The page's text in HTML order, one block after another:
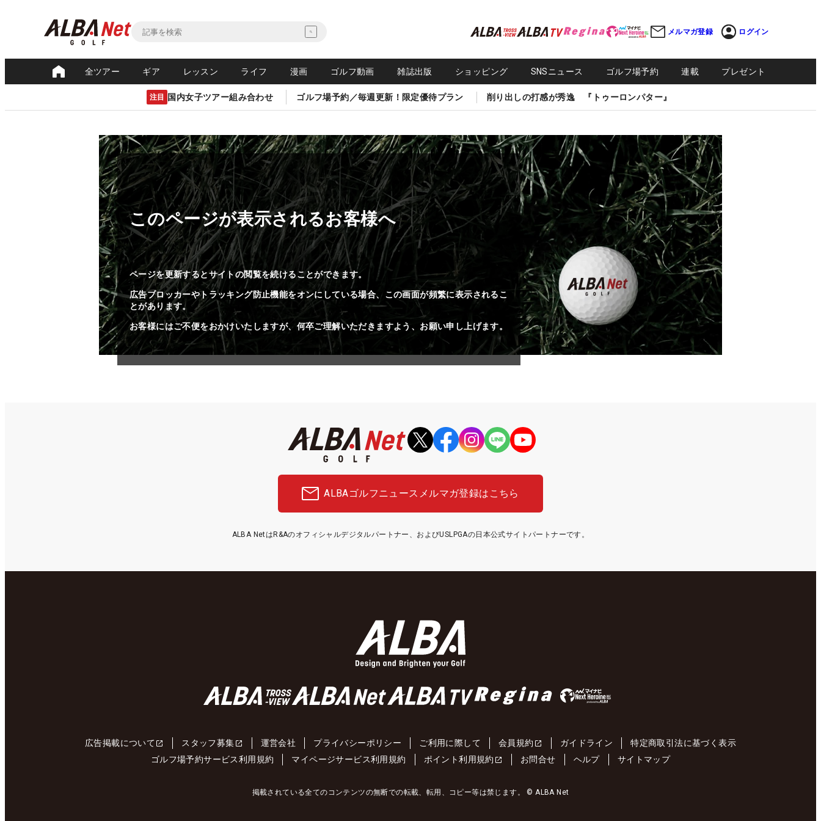
メルマガ登録 ログイン
全ツアー ギア レッスン ライフ 漫画 ゴルフ動画 雑誌出版 ショッピング SNSニュース ゴルフ場予約 連載 プレゼント
注目 国内女子ツアー組み合わせ ゴルフ場予約／毎週更新！限定優待プラン 削り出しの打感が秀逸 『トゥーロンパター』
このページが表示されるお客様へ
ページを更新するとサイトの閲覧を続けることができます。
広告ブロッカーやトラッキング防止機能をオンにしている場合、この画面が頻繁に表示されるこ
とがあります。
お客様にはご不便をおかけいたしますが、何卒ご理解いただきますよう、お願い申し上げます。
ALBAゴルフニュース メルマガ登録はこちら
ALBA NetはR&Aのオフィシャルデジタルパートナー、およびUSLPGAの日本公式サイトパートナーです。
広告掲載について スタッフ募集 運営会社 プライバシーポリシー ご利用に際して 会員規約 ガイドライン
特定商取引法に基づく表示
ゴルフ場予約サービス利用規約
マイページサービス利用規約 ポイント利用規約 お問合せ ヘルプ サイトマップ
掲載されている全てのコンテンツの無断での転載、転用、コピー等は禁じます。 © ALBA Net